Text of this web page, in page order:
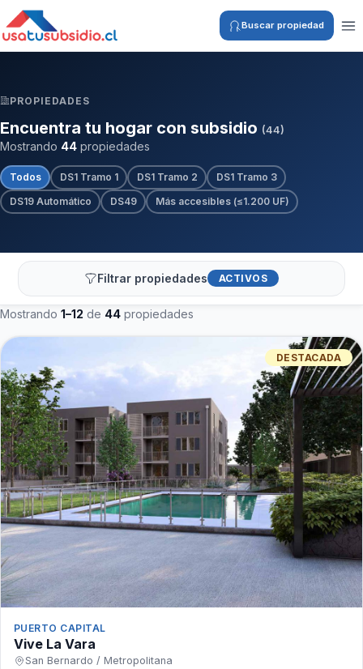
Buscar propiedad
PROPIEDADES
Encuentra tu hogar con subsidio (44)
Mostrando 44 propiedades
Todos DS1 Tramo 1 DS1 Tramo 2
DS1 Tramo 3
DS19 Automático
DS49 Más accesibles (≤1.200 UF)
Filtrar propiedades ACTIVOS
Mostrando 1–12 de 44 propiedades
DESTACADA
PUERTO CAPITAL
Vive La Vara
San Bernardo / Metropolitana